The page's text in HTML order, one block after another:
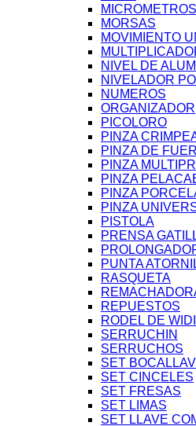
MICROMETROS
MORSAS
MOVIMIENTO
NIVEL DE
NIVELADOR
NUMEROS
ORGANIZADOR
PICOLORO
PINZA
PINZA DE
PINZA
PINZA
PINZA
PINZA
PISTOLA
PRENSA
PUNTA
RASQUETA
REPUESTOS
RODEL DE
SERRUCHIN
SERRUCHOS
SET
SET CINCELES
SET FRESAS
SET LIMAS
SET LLAVE